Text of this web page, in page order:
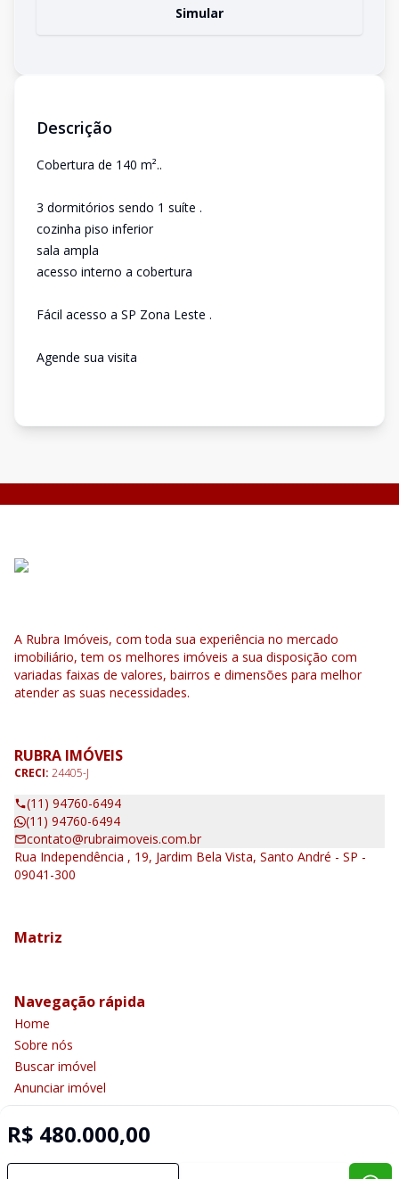
Simular
Descrição
Cobertura de 140 m²..
3 dormitórios sendo 1 suíte .
cozinha piso inferior
sala ampla
acesso interno a cobertura
Fácil acesso a SP Zona Leste .
Agende sua visita
R$ 480.000,00
A Rubra Imóveis, com toda sua experiência no mercado
imobiliário, tem os melhores imóveis a sua disposição com
variadas faixas de valores, bairros e dimensões para melhor
atender as suas necessidades.
RUBRA IMÓVEIS
CRECI: 24405-J
(11) 94760-6494
(11) 94760-6494
contato@rubraimoveis.com.br
Rua Independência , 19, Jardim Bela Vista, Santo André - SP -
09041-300
Matriz
Navegação rápida
Home
Sobre nós
Buscar imóvel
Anunciar imóvel
Contato